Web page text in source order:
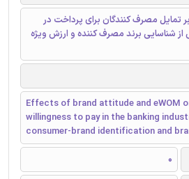
تاثیر نگرش برند و eWOM بر تمایل مصرف کنندگان برای پرداخت در
شناسایی برند مصرف کننده و ارزش ویژه
Effects of brand attitude and eWOM
willingness to pay in the banking
consumer-brand identification and
0